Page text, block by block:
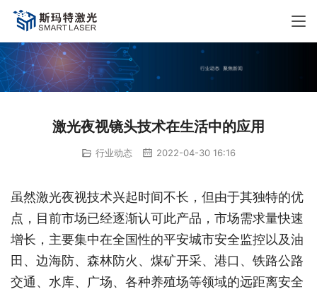
激光夜视镜头技术在生活中的应用
行业动态 2022-04-30 16:16
虽然激光夜视技术兴起时间不长，但由于其独特的优
点，目前市场已经逐渐认可此产品，市场需求量快速
增长，主要集中在全国性的平安城市安全监控以及油
田、边海防、森林防火、煤矿开采、港口、铁路公路
交通、水库、广场、各种养殖场等领域的远距离安全